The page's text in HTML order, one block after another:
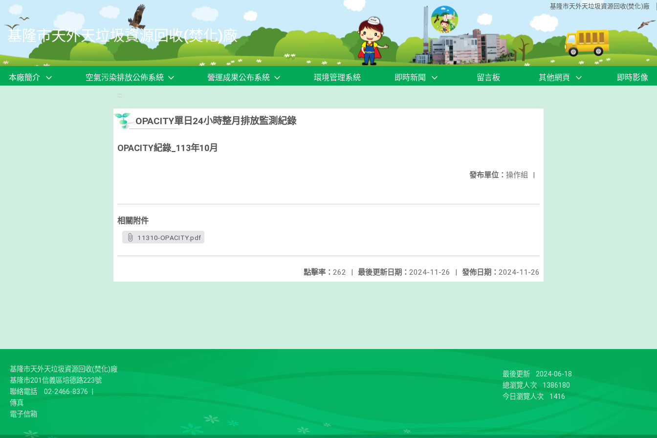
移至網頁之主要內容區位置 基隆市天外天垃圾資源回收(焚化)廠
基隆市天外天垃圾資源回收(焚化)廠
本廠簡介 空氣污染排放公佈系統 營運成果公布系統 環境管理系統 即時新聞 留言板 其他網頁 即時影像
:::
OPACITY單日24小時整月排放監測紀錄
OPACITY紀錄_113年10月
發布單位： 操作組 |
相關附件
11310-OPACITY.pdf
發佈日期： 2024-11-26
最後更新日期： 2024-11-26 |
點擊率： 262 |
基隆市天外天垃圾資源回收(焚化)廠
基隆市201信義區培德路223號
聯絡電話
02-2466-8376
傳真
電子信箱
最後更新
2024-06-18
總瀏覽人次
1386180
今日瀏覽人次
1416